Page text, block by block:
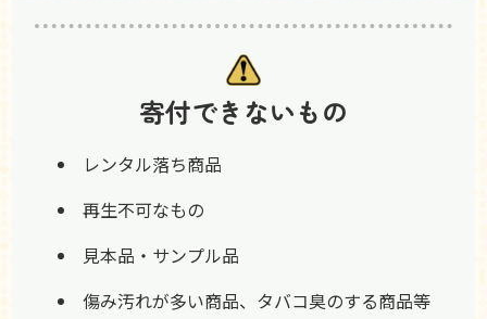
寄付できないもの
レンタル落ち商品
再生不可なもの
見本品・サンプル品
傷み汚れが多い商品、タバコ臭のする商品等